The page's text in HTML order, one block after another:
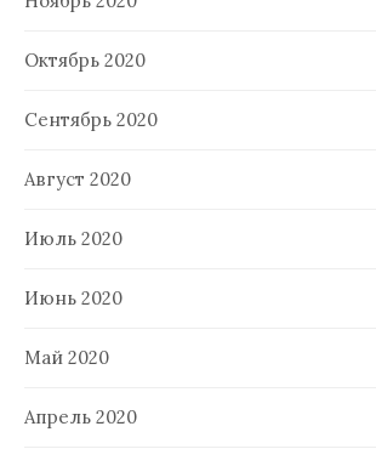
Октябрь 2020
Сентябрь 2020
Август 2020
Июль 2020
Июнь 2020
Май 2020
Апрель 2020